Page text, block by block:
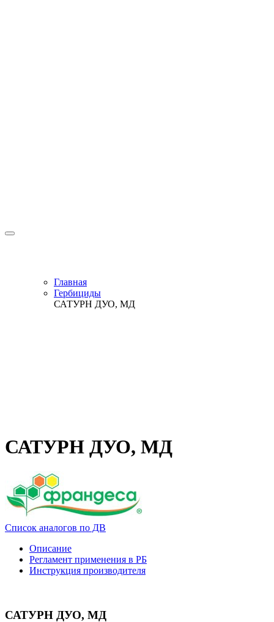
Главная
Гербициды
САТУРН ДУО, МД
САТУРН ДУО, МД
Список аналогов по ДВ
Описание
Регламент применения в РБ
Инструкция производителя
САТУРН ДУО, МД